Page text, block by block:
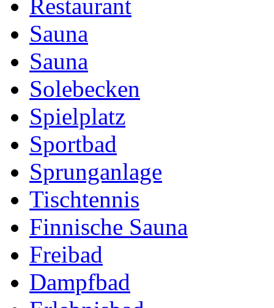
Restaurant
Sauna
Sauna
Solebecken
Spielplatz
Sportbad
Sprunganlage
Tischtennis
Finnische Sauna
Freibad
Dampfbad